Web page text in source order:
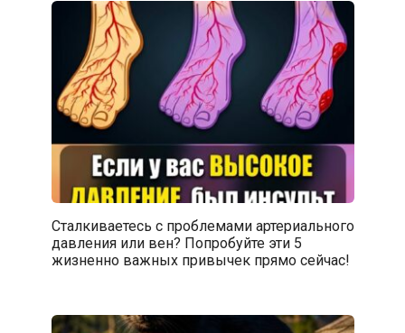
Сталкиваетесь с проблемами артериального
давления или вен? Попробуйте эти 5
жизненно важных привычек прямо сейчас!